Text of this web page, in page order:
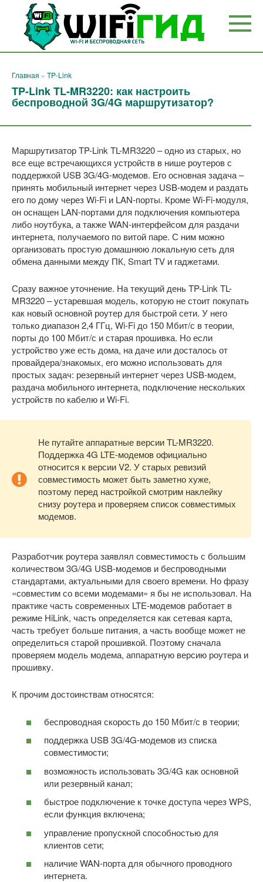
Перейти
контенту
Главная » TP-Link
TP-Link TL-MR3220: как настроить
беспроводной 3G/4G маршрутизатор?
Маршрутизатор TP-Link TL-MR3220 – одно из старых, но
все еще встречающихся устройств в нише роутеров с
поддержкой USB 3G/4G-модемов. Его основная задача –
принять мобильный интернет через USB-модем и раздать
его по дому через Wi-Fi и LAN-порты. Кроме Wi-Fi-модуля,
он оснащен LAN-портами для подключения компьютера
либо ноутбука, а также WAN-интерфейсом для раздачи
интернета, получаемого по витой паре. С ним можно
организовать простую домашнюю локальную сеть для
обмена данными между ПК, Smart TV и гаджетами.
Сразу важное уточнение. На текущий день TP-Link TL-
MR3220 – устаревшая модель, которую не стоит покупать
как новый основной роутер для быстрой сети. У него
только диапазон 2,4 ГГц, Wi-Fi до 150 Мбит/с в теории,
порты до 100 Мбит/с и старая прошивка. Но если
устройство уже есть дома, на даче или досталось от
провайдера/знакомых, его можно использовать для
простых задач: резервный интернет через USB-модем,
раздача мобильного интернета, подключение нескольких
устройств по кабелю и Wi-Fi.
Не путайте аппаратные версии TL-MR3220.
Поддержка 4G LTE-модемов официально
относится к версии V2. У старых ревизий
совместимость может быть заметно хуже,
поэтому перед настройкой смотрим наклейку
снизу роутера и проверяем список совместимых
модемов.
Разработчик роутера заявлял совместимость с большим
количеством 3G/4G USB-модемов и беспроводными
стандартами, актуальными для своего времени. Но фразу
«совместим со всеми модемами» я бы не использовал. На
практике часть современных LTE-модемов работает в
режиме HiLink, часть определяется как сетевая карта,
часть требует больше питания, а часть вообще может не
определиться старой прошивкой. Поэтому сначала
проверяем модель модема, аппаратную версию роутера и
прошивку.
К прочим достоинствам относятся:
беспроводная скорость до 150 Мбит/с в теории;
поддержка USB 3G/4G-модемов из списка
совместимости;
возможность использовать 3G/4G как основной
или резервный канал;
быстрое подключение к точке доступа через WPS,
если функция включена;
управление пропускной способностью для
клиентов сети;
наличие WAN-порта для обычного проводного
интернета.